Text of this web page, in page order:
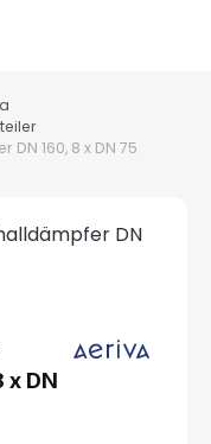
160, 8 x DN 75
x DN